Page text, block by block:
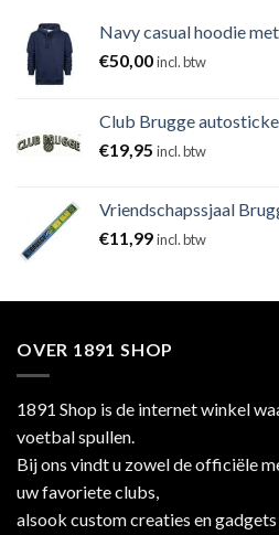
Navy casual hoodie
€50,00incl. btw
Club Brugge
€19,95 incl. btw
Vriendschapssjaal
€11,99incl. btw
OVER 1891 SHOP
1891 Shop is de internet winkel
voetbal spullen.
Bij ons vindt u zowel de officiële
uw favoriete clubs,
alsook custom creaties en